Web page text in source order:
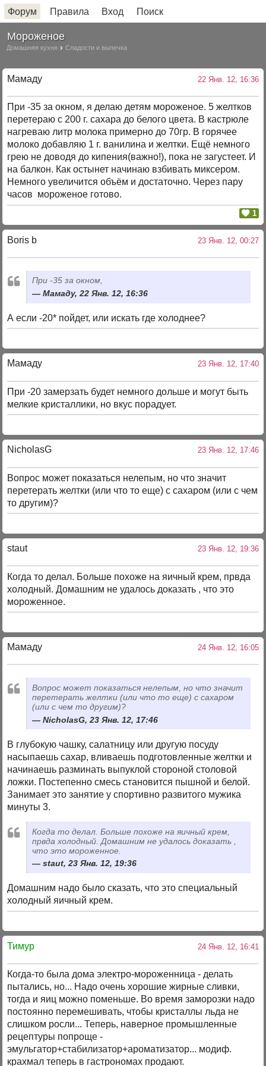
Форум Правила Вход Поиск
Мороженое
Домашняя кухня Сладости и выпечка
Мамаду 22 Янв. 12, 16:36
При -35 за окном, я делаю детям мороженое. 5 желтков
перетераю с 200 г. сахара до белого цвета. В кастрюле
нагреваю литр молока примерно до 70гр. В горячее
молоко добавляю 1 г. ванилина и желтки. Ещё немного
грею не доводя до кипения(важно!), пока не загустеет. И
на балкон. Как остынет начинаю взбивать миксером.
Немного увеличится объём и достаточно. Через пару
часов мороженое готово.
1
Boris b 23 Янв. 12, 00:27
При -35 за окном,
Мамаду, 22 Янв. 12, 16:36
А если -20* пойдет, или искать где холоднее?
Мамаду 23 Янв. 12, 17:40
При -20 замерзать будет немного дольше и могут быть
мелкие кристаллики, но вкус порадует.
NicholasG 23 Янв. 12, 17:46
Вопрос может показаться нелепым, но что значит
перетерать желтки (или что то еще) с сахаром (или с чем
то другим)?
staut 23 Янв. 12, 19:36
Когда то делал. Больше похоже на яичный крем, првда
холодный. Домашним не удалось доказать , что это
мороженное.
Мамаду 24 Янв. 12, 16:05
Вопрос может показаться нелепым, но что значит
перетерать желтки (или что то еще) с сахаром
(или с чем то другим)?
NicholasG, 23 Янв. 12, 17:46
В глубокую чашку, салатницу или другую посуду
насыпаешь сахар, вливаешь подготовленные желтки и
начинаешь разминать выпуклой стороной столовой
ложки. Постепенно смесь становится пышной и белой.
Занимает это занятие у спортивно развитого мужика
минуты 3.
Когда то делал. Больше похоже на яичный крем,
првда холодный. Домашним не удалось доказать ,
что это мороженное.
staut, 23 Янв. 12, 19:36
Домашним надо было сказать, что это специальный
холодный яичный крем.
Тимур 24 Янв. 12, 16:41
Когда-то была дома электро-мороженница - делать
пытались, но... Надо очень хорошие жирные сливки,
тогда и яиц можно поменьше. Во время заморозки надо
постоянно перемешивать, чтобы кристаллы льда не
слишком росли... Теперь, наверное промышленные
рецептуры попроще -
эмульгатор+стабилизатор+ароматизатор... модиф.
крахмал теперь в гастрономах продают.